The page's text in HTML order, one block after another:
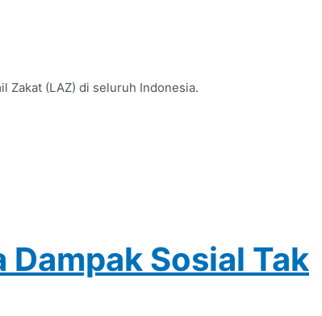
Zakat (LAZ) di seluruh Indonesia.
Sosial Tak